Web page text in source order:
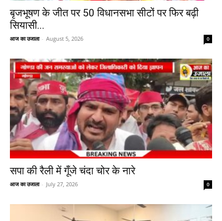
बृजभूषण के जीत पर 50 विधानसभा सीटों पर फिर बढ़ी
सियासी...
आज का उजाला - August 5, 2026 0
सपा की रैली में गूँजे चंदा चोर के नारे
आज का उजाला - July 27, 2026 0